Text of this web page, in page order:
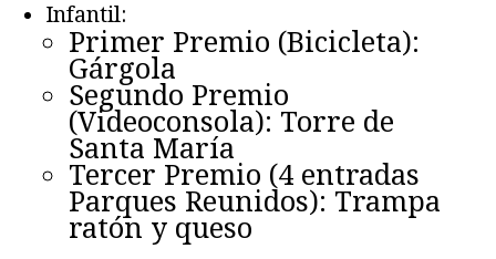
Infantil:
Primer Premio (Bicicleta):
Gárgola
Segundo Premio
(Videoconsola): Torre de
Santa María
Tercer Premio (4 entradas
Parques Reunidos): Trampa
ratón y queso